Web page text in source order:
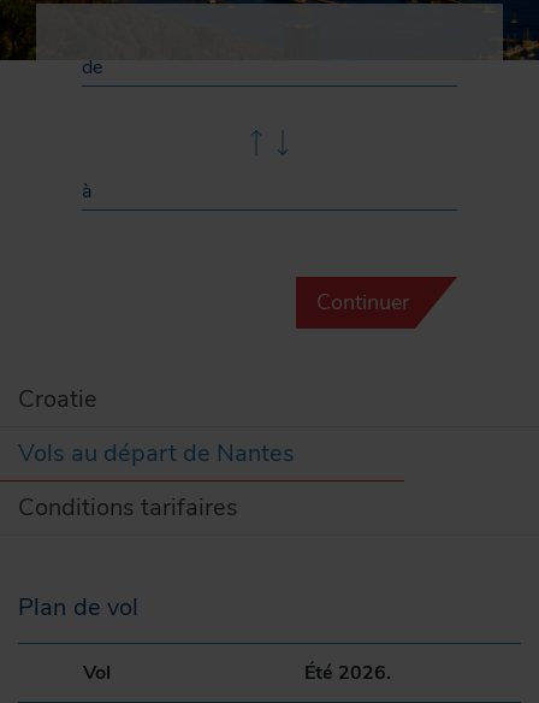
de
à
Continuer
Croatie
Vols au départ de Nantes
Conditions tarifaires
Plan de vol
Vol Été 2026.